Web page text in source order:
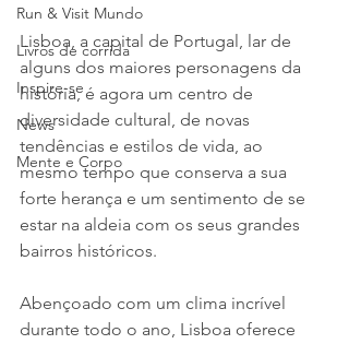
Run & Visit Mundo
Livros de corrida
Inspire-se
News
Mente e Corpo
Lisboa, a capital de Portugal, lar de
alguns dos maiores personagens da
história, é agora um centro de
diversidade cultural, de novas
tendências e estilos de vida, ao
mesmo tempo que conserva a sua
forte herança e um sentimento de se
estar na aldeia com os seus grandes
bairros históricos.
Abençoado com um clima incrível
durante todo o ano, Lisboa oferece